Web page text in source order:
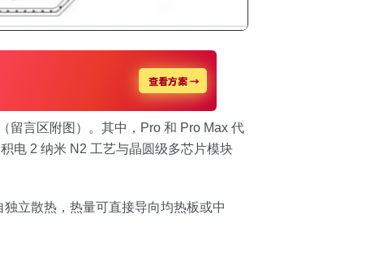
留言区附图）。其中，Pro 和 Pro Max 代
电 2 纳米 N2 工艺与晶圆级多芯片模块
立散热，热量可直接导向均热板或中